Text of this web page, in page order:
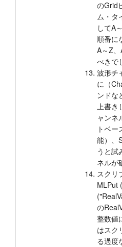
のGrid
ム・タ
してA
順番に
A～Z
べきで
波形チ
に（
ンドな
上書き
ャンネ
トベ
能）、
うと試
ネルが
スクリ
MLPut
の
整数値
はスク
る過度